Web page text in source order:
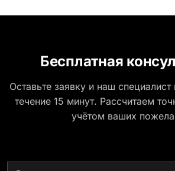
Бесплатная
Оставьте заявку и наш
течение 15 минут. Рассчитаем
учётом ваших